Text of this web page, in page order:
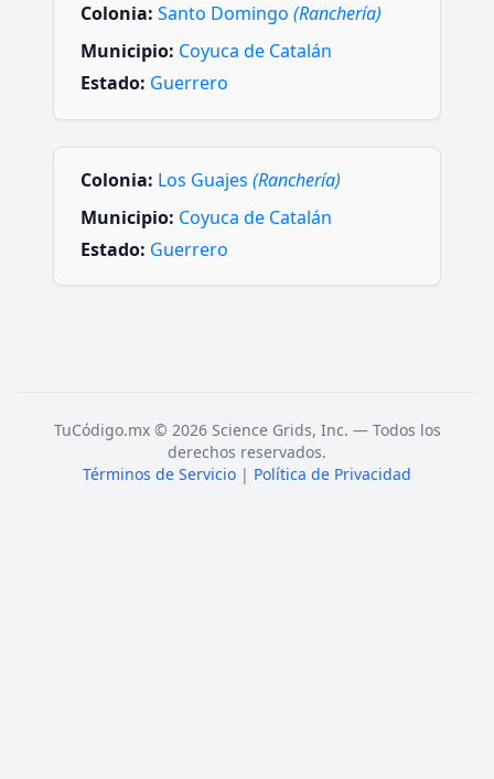
Colonia: Santo Domingo (Ranchería)
Municipio: Coyuca de Catalán
Estado: Guerrero
Colonia: Los Guajes (Ranchería)
Municipio: Coyuca de Catalán
Estado: Guerrero
TuCódigo.mx © 2026 Science Grids, Inc. — Todos los
derechos reservados.
Términos de Servicio | Política de Privacidad